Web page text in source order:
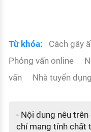
Từ khóa:
Cách gây
Phỏng vấn online
vấn
Nhà tuyển dụng
- Nội dung nêu
chỉ mang tính chất